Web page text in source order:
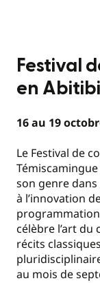
Festival
en
16 au 19
Le Festival de
son genre
à l’innovation
programmation
célèbre l’art
récits
au mois de